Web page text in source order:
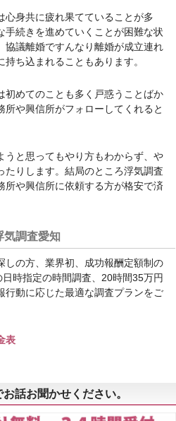
心身共に疲れ果てていることが多
手続きを進めていくことが困難な状
協議離婚ですんなり離婚が成立連れ
ち込まれることもあります。
初めてのことも多く戸惑うことばか
所や興信所がフォローしてくれると
うと思ってもやり方もわからず、や
たりします。結局のところ浮気調査
所や興信所に依頼する方が格安で済
気調査愛知
しの方、業界初、成功報酬定額制の
時指定の時間調査、20時間35万円
行動に応じた最適な調査プランをご
表
話お聞かせください。